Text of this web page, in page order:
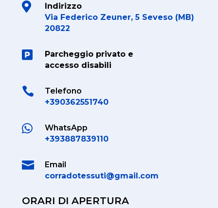

Indirizzo
Via Federico Zeuner, 5 Seveso (MB)
20822

Parcheggio privato e
accesso disabili

Telefono
+390362551740

WhatsApp
+393887839110

Email
corradotessuti@gmail.com
ORARI DI APERTURA